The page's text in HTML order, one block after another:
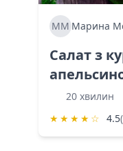
ММ Марина
Салат з
20 хвилин
★ ★ ★ ★ ☆ 4.5